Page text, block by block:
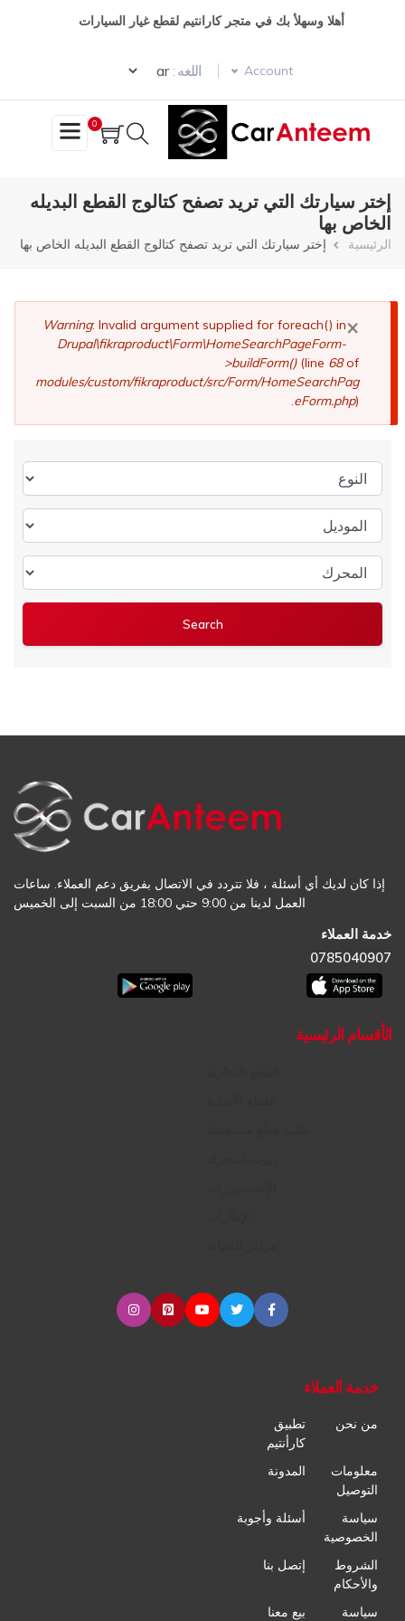
أهلا وسهلأ بك في متجر كارانتيم لقطع غيار السيارات
Account اللغه :
Select your language
0
إختر سيارتك التي تريد تصفح كتالوج القطع البديله
الخاص بها
مسار
الرئيسية إختر سيارتك التي تريد تصفح كتالوج القطع البديله الخاص بها
×
رسالة
الخطأ
Warning: Invalid argument supplied for foreach() in
Drupal\fikraproduct\Form\HomeSearchPageForm-
>buildForm()(line 68of
modules/custom/fikraproduct/src/Form/HomeSearchPag
eForm.php).
النوع
الموديل
المحرك
إذا كان لديك أي أسئلة ، فلا تتردد في الاتصال بفريق دعم العملاء. ساعات
العمل لدينا من 9:00 حتي 18:00 من السبت إلى الخميس
خدمة العملاء
0785040907
الأقسام الرئيسية
خدمة العملاء
من نحن
تطبيق
كارأنتيم
معلومات
التوصيل
المدونة
سياسة
الخصوصية
أسئلة وأجوبة
الشروط
والأحكام
إتصل بنا
سياسة بيع معنا